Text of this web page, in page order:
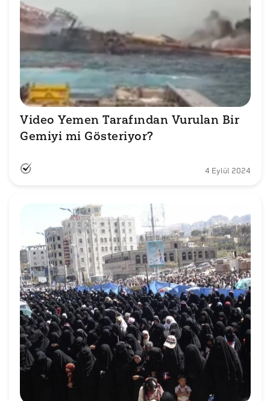
Video Yemen Tarafından Vurulan Bir
Gemiyi mi Gösteriyor?
4 Eylül 2024